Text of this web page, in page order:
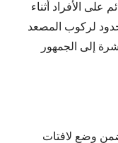
على الأفراد أثناء
لركوب المصعد
إلى الجمهور
وضع لافتات